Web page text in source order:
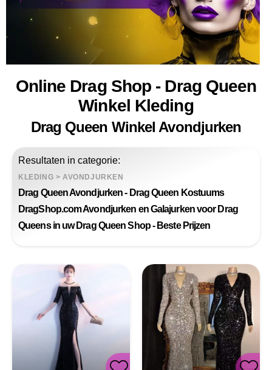
Online Drag Shop - Drag Queen
Winkel Kleding
Drag Queen Winkel Avondjurken
Resultaten in categorie:
KLEDING >AVONDJURKEN
Drag Queen Avondjurken - Drag Queen Kostuums
DragShop.com Avondjurken en Galajurken voor Drag
Queens in uw Drag Queen Shop - Beste Prijzen